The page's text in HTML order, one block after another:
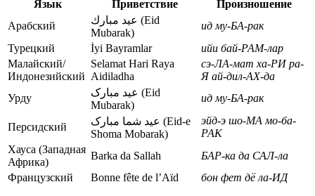
Язык Приветствие
Произношение
Арабский
عيد مبارك (Eid
Mubarak)
ид му-БА-рак
Турецкий
İyi Bayramlar
ийи бай-РАМ-лар
Малайский/
Индонезийский
Selamat Hari Raya
Aidiladha
сэ-ЛА-мат ха-РИ ра-
Я ай-дил-АХ-да
Урду
عید مبارک (Eid
Mubarak)
ид му-БА-рак
Персидский
عید شما مبارک (Eid-e
Shoma Mobarak)
эйд-э шо-МА мо-ба-
РАК
Хауса (Западная
Африка)
Barka da Sallah
БАР-ка да САЛ-ла
Французский
Bonne fête de l’Aïd бон фет дё ла-ИД